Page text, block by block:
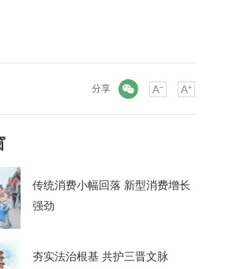
分享
传统消费小幅回落 新型消费增长
强劲
夯实法治根基 共护三晋文脉